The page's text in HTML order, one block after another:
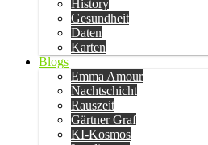
History
Gesundheit
Daten
Karten
Blogs
Emma Amour
Nachtschicht
Rauszeit
Gärtner Graf
KI-Kosmos